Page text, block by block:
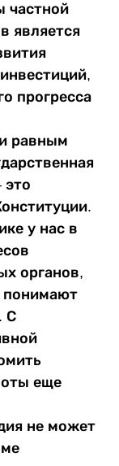
частной
является
прогресса
равным
это
у нас в
органов,
понимают
С
еще
не может